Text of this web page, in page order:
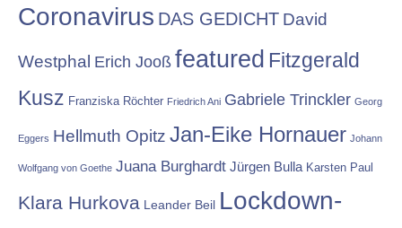
Coronavirus DAS GEDICHT David
Westphal Erich Jooß featured Fitzgerald
Kusz Franziska Röchter Friedrich Ani Gabriele Trinckler Georg
Eggers Hellmuth Opitz Jan-Eike Hornauer Johann
Wolfgang von Goethe Juana Burghardt Jürgen Bulla Karsten Paul
Klara Hurkova Leander Beil Lockdown-